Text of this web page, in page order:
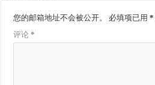
您的邮箱地址不会被公开。 必填项已用*
评论*